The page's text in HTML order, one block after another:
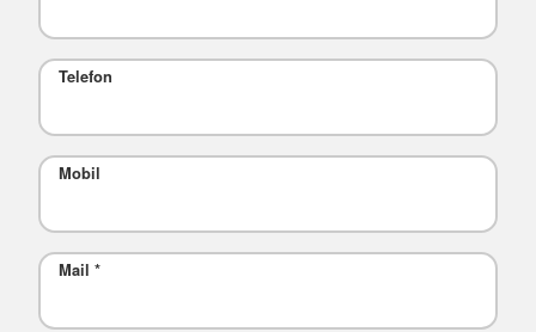
Telefon
Mobil
Mail *